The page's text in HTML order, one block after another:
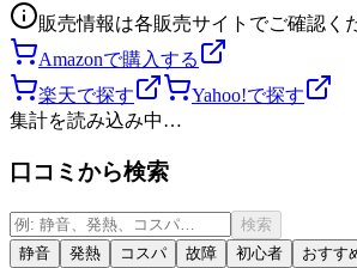
販売情報は各販売サイトでご確認く
Amazonで購入する
楽天で探す
Yahoo!で探す
集計を読み込み中…
口コミから検索
検索
静音
発熱 コスパ 故障 初心者 おすす